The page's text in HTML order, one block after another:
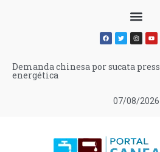
07/08/2026
Demanda chinesa por sucata
energética